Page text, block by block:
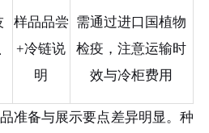
样品品尝
+冷链说
明
需通过进口国植物
检疫，注意运输时
效与冷柜费用
备与展示要点差异明显。种